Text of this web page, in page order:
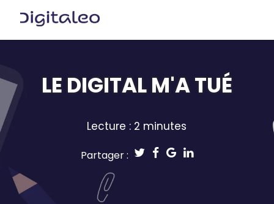
LE DIGITAL M'A TUÉ
Lecture : 2 minutes
Partager :